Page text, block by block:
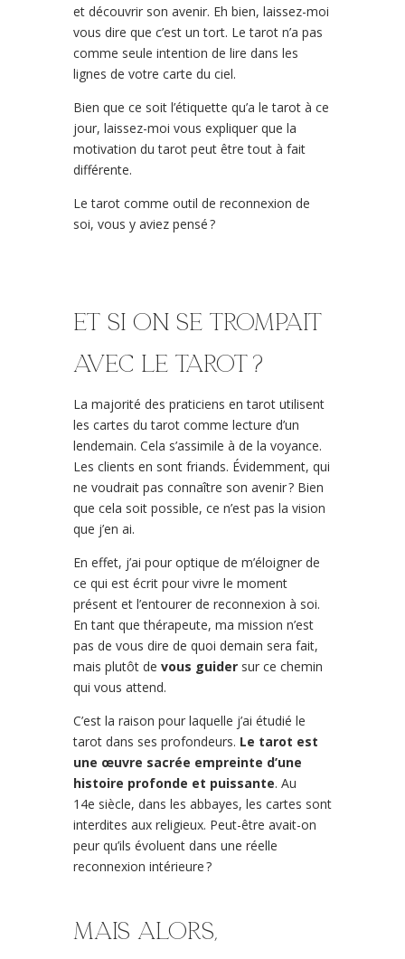
et découvrir son avenir. Eh bien, laissez-moi
vous dire que c’est un tort. Le tarot n’a pas
comme seule intention de lire dans les
lignes de votre carte du ciel.
Bien que ce soit l’étiquette qu’a le tarot à ce
jour, laissez-moi vous expliquer que la
motivation du tarot peut être tout à fait
différente.
Le tarot comme outil de reconnexion de
soi, vous y aviez pensé ?
Et si on se trompait
avec le tarot ?
La majorité des praticiens en tarot utilisent
les cartes du tarot comme lecture d’un
lendemain. Cela s’assimile à de la voyance.
Les clients en sont friands. Évidemment, qui
ne voudrait pas connaître son avenir ? Bien
que cela soit possible, ce n’est pas la vision
que j’en ai.
En effet, j’ai pour optique de m’éloigner de
ce qui est écrit pour vivre le moment
présent et l’entourer de reconnexion à soi.
En tant que thérapeute, ma mission n’est
pas de vous dire de quoi demain sera fait,
mais plutôt de vous guider sur ce chemin
qui vous attend.
C’est la raison pour laquelle j’ai étudié le
tarot dans ses profondeurs. Le tarot est
une œuvre sacrée empreinte d’une
histoire profonde et puissante. Au
14e siècle, dans les abbayes, les cartes sont
interdites aux religieux. Peut-être avait-on
peur qu’ils évoluent dans une réelle
reconnexion intérieure ?
Mais alors,